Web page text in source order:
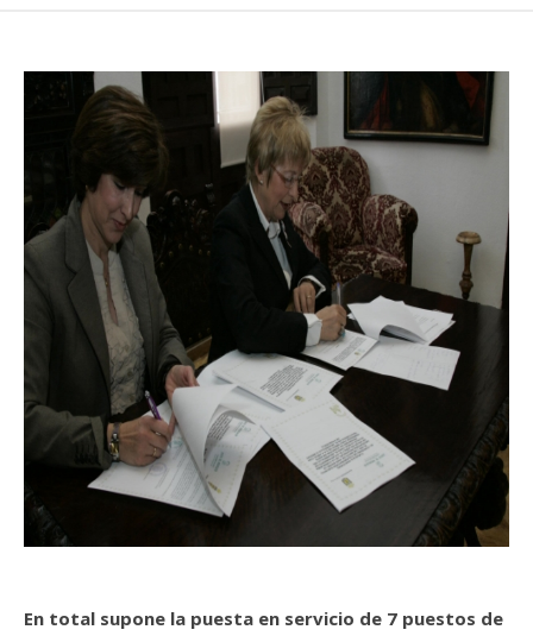
En total supone la puesta en servicio de 7 puestos de